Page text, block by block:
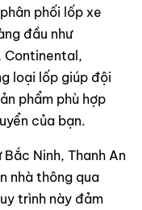
phối lốp xe
đầu như
Continental,
loại lốp giúp đội
phẩm phù hợp
của bạn.
Ninh, Thanh An
nhà thông qua
trình này đảm